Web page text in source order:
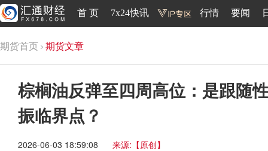
首 页 7x24快讯 行情 要闻
期货首页 期货文章
棕榈油反弹至四周高位：是跟随
振临界点？
2026-06-03 18:59:08 来源:【原创】